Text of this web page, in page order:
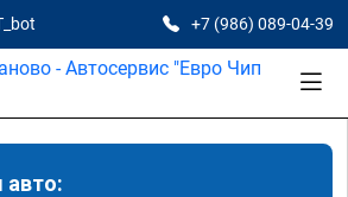
+7 (986) 089-04-39
авто: